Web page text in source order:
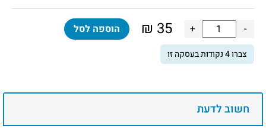
-
כמות
של
ערכה
במשקפיים
תרסיס
ומטלית
+
35
₪ הוספה לסל
צברו4נקודות בעסקה זו
חשוב לדעת